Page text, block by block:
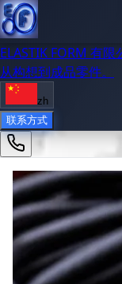
ELASTIK FORM 有限
从构想到成品零件。
zh
联系方式